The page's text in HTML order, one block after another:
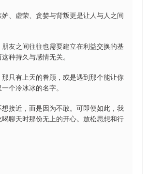
、虚荣、贪婪与背叛更是让人与人之间
友之间往往也需要建立在利益交换的基
种持久与感情无关。
只有上天的眷顾，或是遇到那个能让你
个冷冰冰的名字。
接近，而是因为不敢。可即便如此，我
聊天时那份无上的开心。放松思想和行